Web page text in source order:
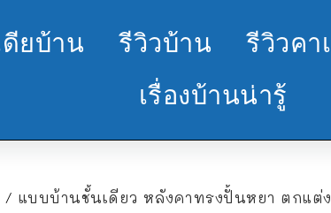
ดียบ้าน รีวิวบ้าน รีวิวคา
เรื่องบ้านน่ารู้
/ แบบบ้านชั้นเดียว หลังคาทรงปั้นหยา ตกแต่งทันส